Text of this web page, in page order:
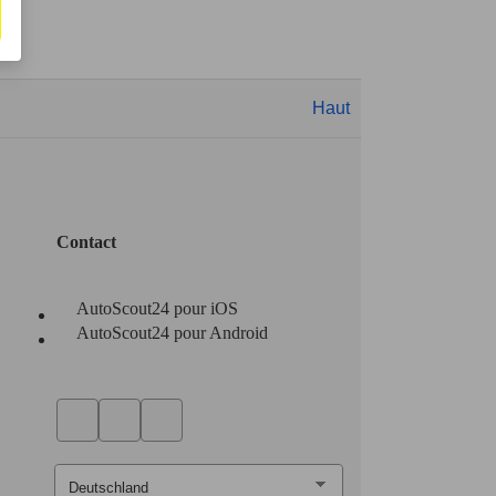
Haut
Contact
AutoScout24 pour iOS
AutoScout24 pour Android